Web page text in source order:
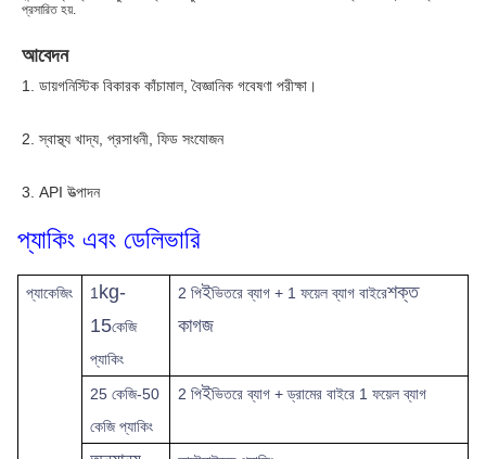
প্রসারিত হয়.
আবেদন
1. ডায়গনিস্টিক বিকারক কাঁচামাল, বৈজ্ঞানিক গবেষণা পরীক্ষা।
2. স্বাস্থ্য খাদ্য, প্রসাধনী, ফিড সংযোজন
3. API উত্পাদন
প্যাকিং এবং ডেলিভারি
প্যাকেজিং 1 kg-
15কেজি
প্যাকিং
2 পিইভিতরে ব্যাগ + 1 ফয়েল ব্যাগ বাইরেশক্ত
কাগজ
25 কেজি-50
কেজি প্যাকিং
2 পিইভিতরে ব্যাগ + ড্রামের বাইরে 1 ফয়েল ব্যাগ